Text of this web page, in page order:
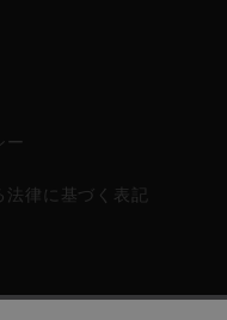
ー
法律に基づく表記